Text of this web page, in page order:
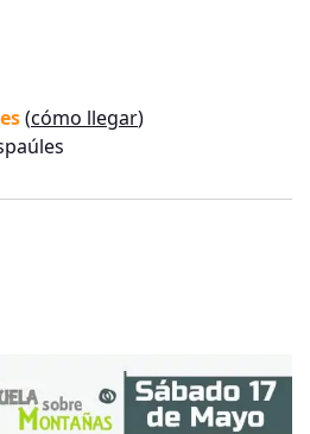
(cómo llegar)